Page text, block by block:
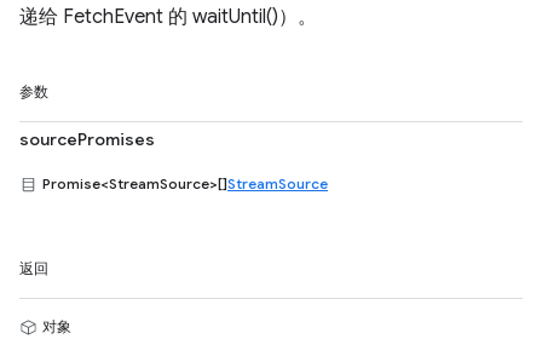
递给 FetchEvent 的 waitUntil()）。
参数
sourcePromises
Promise<StreamSource>[]StreamSource
返回
对象